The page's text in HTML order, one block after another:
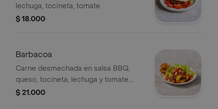
lechuga, tocineta, tomate
$ 18.000
Barbacoa
Carne desmechada en salsa BBQ,
queso, tocineta, lechuga y tomate.
Acompañado de chips crujientes.
$ 21.000